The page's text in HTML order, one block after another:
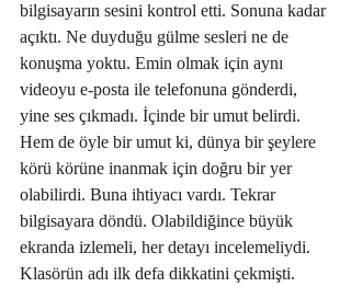
bilgisayarın sesini kontrol etti. Sonuna kadar
açıktı. Ne duyduğu gülme sesleri ne de
konuşma yoktu. Emin olmak için aynı
videoyu e-posta ile telefonuna gönderdi,
yine ses çıkmadı. İçinde bir umut belirdi.
Hem de öyle bir umut ki, dünya bir şeylere
körü körüne inanmak için doğru bir yer
olabilirdi. Buna ihtiyacı vardı. Tekrar
bilgisayara döndü. Olabildiğince büyük
ekranda izlemeli, her detayı incelemeliydi.
Klasörün adı ilk defa dikkatini çekmişti.